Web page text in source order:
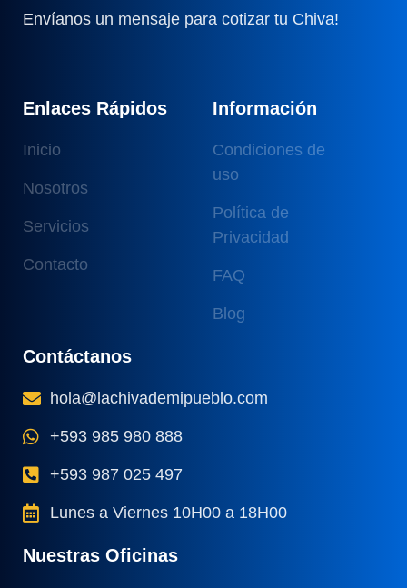
Envíanos un mensaje para cotizar tu Chiva!
Enlaces Rápidos
Inicio
Nosotros
Servicios
Contacto
Información
Condiciones de
uso
Política de
Privacidad
FAQ
Blog
Contáctanos
hola@lachivademipueblo.com
+593 985 980 888
+593 987 025 497
Lunes a Viernes 10H00 a 18H00
Nuestras Oficinas